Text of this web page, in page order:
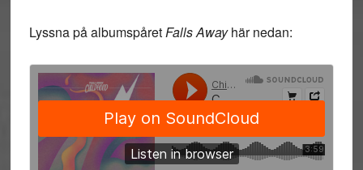
Lyssna på albumspåretFalls Awayhär nedan: